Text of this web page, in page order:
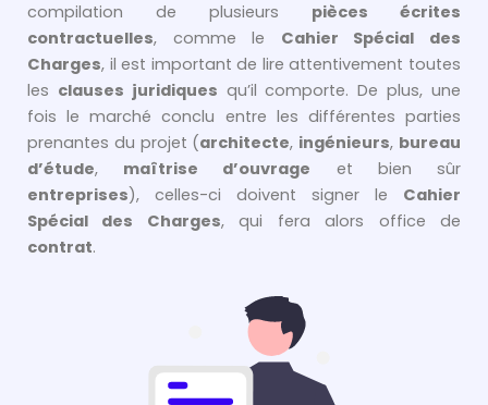
compilation de plusieurs pièces écrites
contractuelles, comme le Cahier Spécial des
Charges, il est important de lire attentivement toutes
les clauses juridiques qu’il comporte. De plus, une
fois le marché conclu entre les différentes parties
prenantes du projet (architecte, ingénieurs, bureau
d’étude, maîtrise d’ouvrage et bien sûr
entreprises), celles-ci doivent signer le Cahier
Spécial des Charges, qui fera alors office de
contrat.